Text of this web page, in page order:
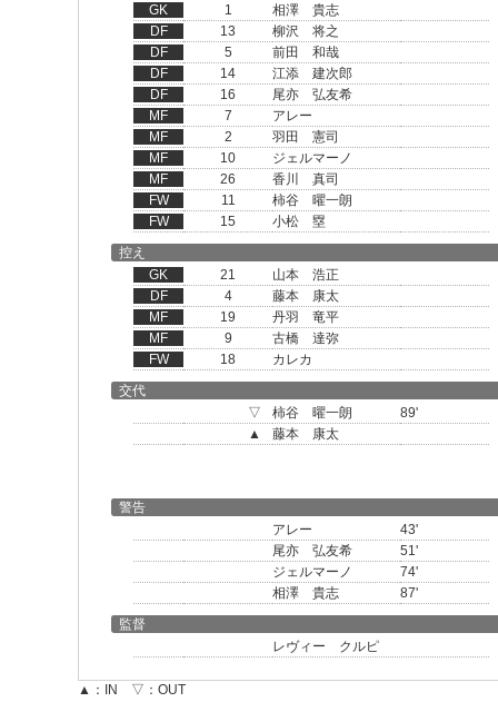
GK 1
相澤 貴志
DF
13
柳沢 将之
DF
5
前田 和哉
DF
14
江添 建次郎
DF
16
尾亦 弘友希
MF
7
アレー
MF
2
羽田 憲司
MF
10
ジェルマーノ
MF
26
香川 真司
FW
11
柿谷 曜一朗
FW
15
小松 塁
控え
GK
21
山本 浩正
DF
4
藤本 康太
MF
19
丹羽 竜平
MF
9
古橋 達弥
FW
18
カレカ
交代
▽
柿谷 曜一朗
89'
▲
藤本 康太
警告
アレー
43'
尾亦 弘友希
51'
ジェルマーノ
74'
相澤 貴志
87'
監督
レヴィー クルピ
▲：IN ▽：OUT